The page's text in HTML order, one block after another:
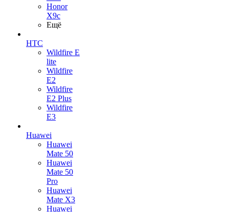
Honor
X9c
Ещё
HTC
Wildfire E
lite
Wildfire
E2
Wildfire
E2 Plus
Wildfire
E3
Huawei
Huawei
Mate 50
Huawei
Mate 50
Pro
Huawei
Mate X3
Huawei